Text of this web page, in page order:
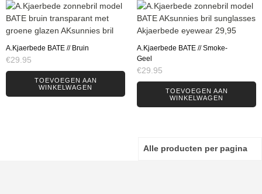
A.Kjaerbede BATE // Bruin
€29.95
TOEVOEGEN AAN
WINKELWAGEN
A.Kjaerbede BATE // Smoke-
Geel
€29.95
TOEVOEGEN AAN
WINKELWAGEN